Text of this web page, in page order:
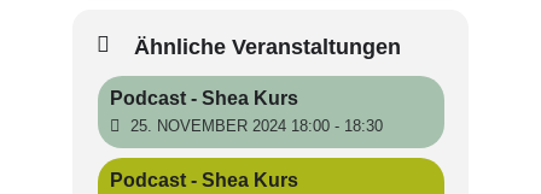
Ähnliche Veranstaltungen
Podcast - Shea Kurs
25. NOVEMBER 2024 18:00 - 18:30
Podcast - Shea Kurs